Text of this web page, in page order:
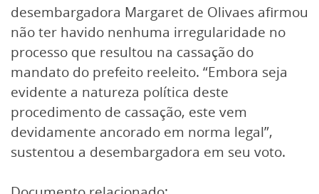
desembargadora Margaret de Olivaes afirmou
não ter havido nenhuma irregularidade no
processo que resultou na cassação do
mandato do prefeito reeleito. “Embora seja
evidente a natureza política deste
procedimento de cassação, este vem
devidamente ancorado em norma legal”,
sustentou a desembargadora em seu voto.